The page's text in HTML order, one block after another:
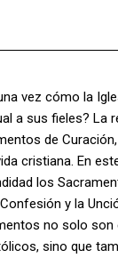
vez cómo la
a sus fieles? La
de
cristiana. En
los
y la
no solo son
sino que